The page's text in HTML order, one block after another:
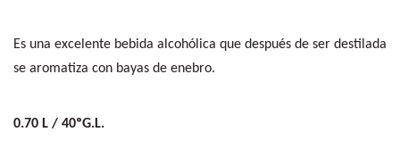
Es una excelente bebida alcohólica que después de ser destilada
se aromatiza con bayas de enebro.
0.70 L / 40ºG.L.